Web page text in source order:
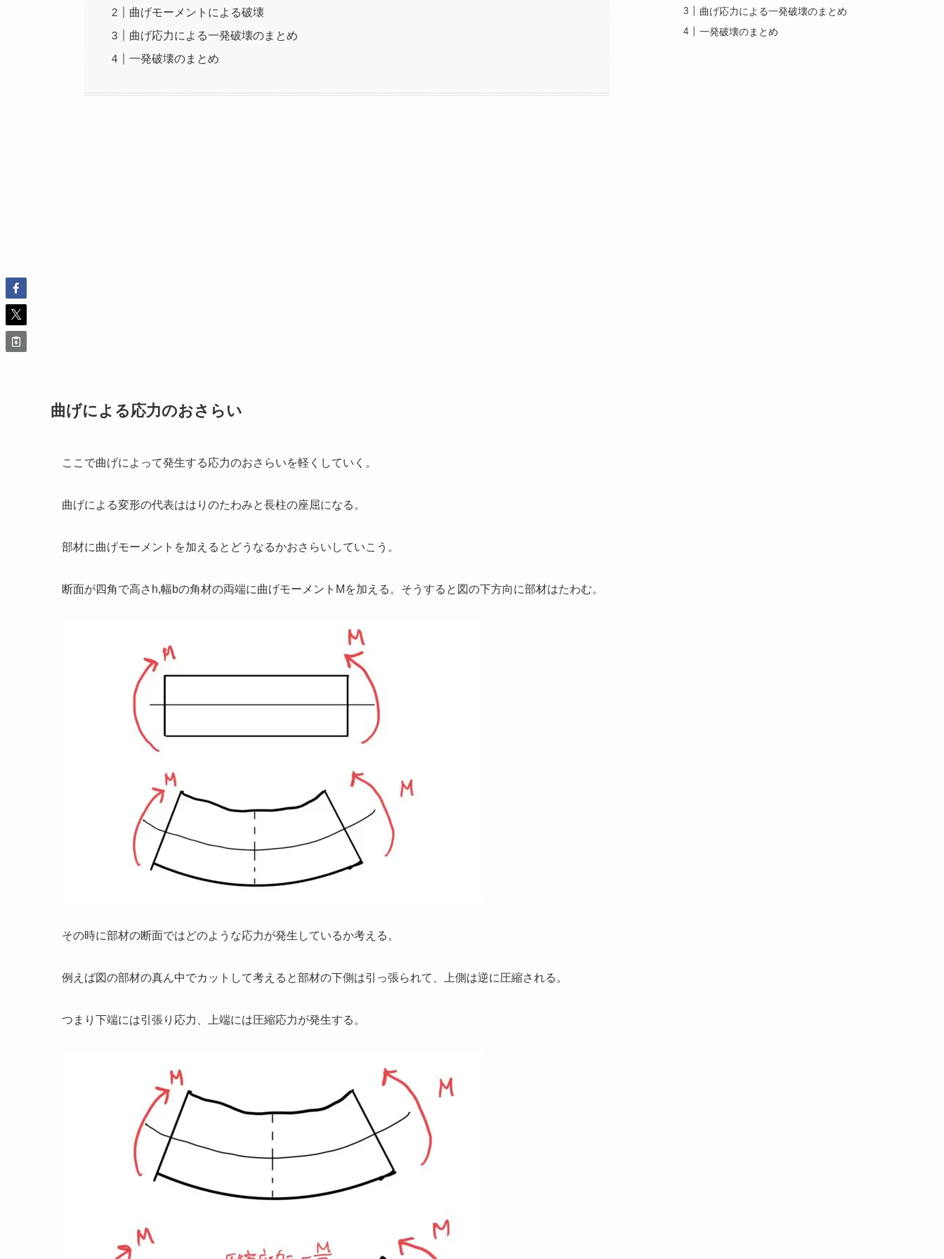
曲げモーメントによる破壊
曲げ応力による一発破壊のまとめ
一発破壊のまとめ
曲げによる応力のおさらい
ここで曲げによって発生する応力のおさらいを軽くしていく。
曲げによる変形の代表ははりのたわみと長柱の座屈になる。
部材に曲げモーメントを加えるとどうなるかおさらいしていこう。
断面が四角で高さh,幅bの角材の両端に曲げモーメントMを加える。そうすると図の下方向に部材はたわむ。
その時に部材の断面ではどのような応力が発生しているか考える。
例えば図の部材の真ん中でカットして考えると部材の下側は引っ張られて、上側は逆に圧縮される。
つまり下端には引張り応力、上端には圧縮応力が発生する。
曲げ応力による一発破壊のまとめ
一発破壊のまとめ